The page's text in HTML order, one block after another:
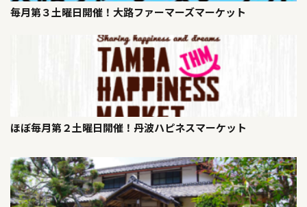
毎月第３土曜日開催！大路ファーマーズマーケット
ほぼ毎月第２土曜日開催！丹波ハピネスマーケット